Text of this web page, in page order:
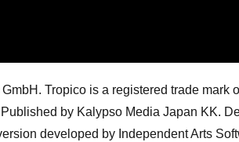
Tropico is a registered trade mark
by Kalypso Media Japan KK.
developed by Independent Arts